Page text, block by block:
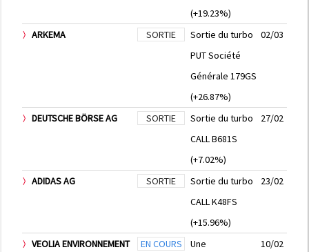
(+19.23%)
ARKEMA SORTIE
Sortie du turbo
PUT Société
Générale 179GS
(+26.87%)
02/03
DEUTSCHE BÖRSE AG SORTIE
Sortie du turbo
CALL B681S
(+7.02%)
27/02
ADIDAS AG SORTIE
Sortie du turbo
CALL K48FS
(+15.96%)
23/02
VEOLIA ENVIRONNEMENT EN COURS
Une
10/02